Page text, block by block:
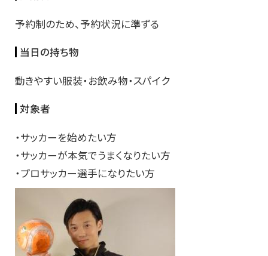
予約制のため、予約状況に準ずる
当日の持ち物
動きやすい服装・お飲み物・スパイク
対象者
・サッカーを始めたい方
・サッカーが本気でうまくなりたい方
・プロサッカー選手になりたい方